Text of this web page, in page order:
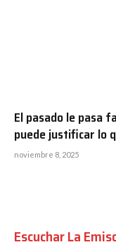
El pasado le pasa
puede justificar lo
noviembre 8, 2025
Escuchar La